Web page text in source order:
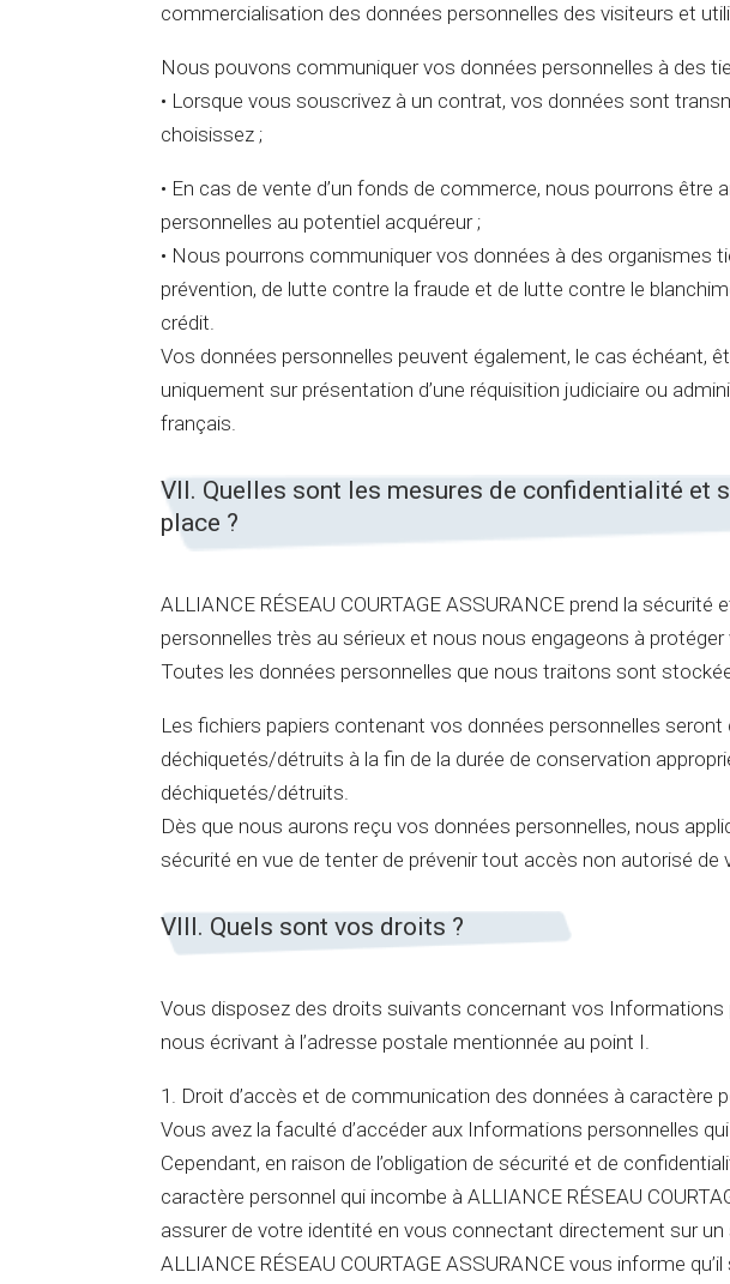
commercialisation des données personnelles des visiteurs et
Nous pouvons communiquer vos données personnelles à des
• Lorsque vous souscrivez à un contrat, vos données sont
choisissez ;
• En cas de vente d’un fonds de commerce, nous pourrons
personnelles au potentiel acquéreur ;
• Nous pourrons communiquer vos données à des organismes
prévention, de lutte contre la fraude et de lutte contre le
crédit.
Vos données personnelles peuvent également, le cas échéant,
uniquement sur présentation d’une réquisition judiciaire ou
français.
VII. Quelles sont les mesures de confidentialité et
place ?
ALLIANCE RÉSEAU COURTAGE ASSURANCE prend la
personnelles très au sérieux et nous nous engageons à protéger
Toutes les données personnelles que nous traitons sont
Les fichiers papiers contenant vos données personnelles
déchiquetés/détruits à la fin de la durée de conservation
déchiquetés/détruits.
Dès que nous aurons reçu vos données personnelles, nous
sécurité en vue de tenter de prévenir tout accès non autorisé de
VIII. Quels sont vos droits ?
Vous disposez des droits suivants concernant vos Informations
nous écrivant à l’adresse postale mentionnée au point I.
1. Droit d’accès et de communication des données à caractère
Vous avez la faculté d’accéder aux Informations personnelles
Cependant, en raison de l’obligation de sécurité et de
caractère personnel qui incombe à ALLIANCE RÉSEAU
assurer de votre identité en vous connectant directement sur un
ALLIANCE RÉSEAU COURTAGE ASSURANCE vous informe